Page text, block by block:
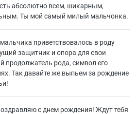
абсолютно всем, шикарным,
Ты мой самый милый мальчонка.
приветствовалось в роду
защитник и опора для свои
продолжатель рода, символ его
Так давайте же выпьем за рождение
с днем рождения! Ждут тебя